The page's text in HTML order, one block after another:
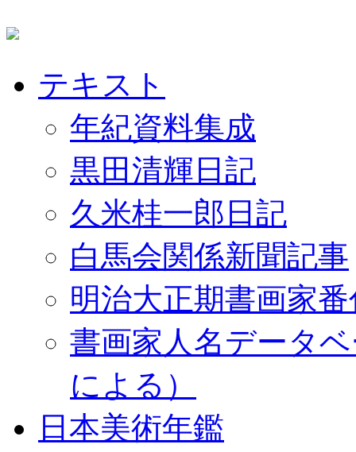
テキスト
年紀資料集成
黒田清輝日記
久米桂一郎日記
白馬会関係新聞記事
明治大正期書画家
書画家人名データ
による）
日本美術年鑑